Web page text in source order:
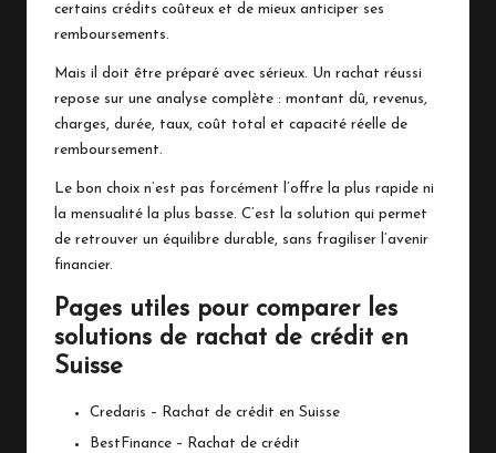
certains crédits coûteux et de mieux anticiper ses
remboursements.
Mais il doit être préparé avec sérieux. Un rachat réussi
repose sur une analyse complète : montant dû, revenus,
charges, durée, taux, coût total et capacité réelle de
remboursement.
Le bon choix n’est pas forcément l’offre la plus rapide ni
la mensualité la plus basse. C’est la solution qui permet
de retrouver un équilibre durable, sans fragiliser l’avenir
financier.
Pages utiles pour comparer les
solutions de rachat de crédit en
Suisse
Credaris – Rachat de crédit en Suisse
BestFinance – Rachat de crédit